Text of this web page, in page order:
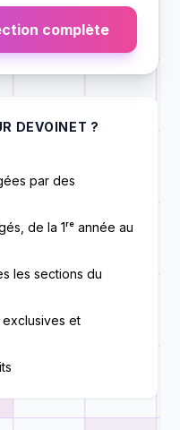
complète
DEVOINET ?
par des
de la 1ʳᵉ année au
les sections du
et